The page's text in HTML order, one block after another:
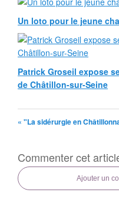
Un loto pour le jeune
Patrick Groseil expose
de Châtillon-sur-Seine
« "La sidérurgie en
Commenter cet
Ajouter un